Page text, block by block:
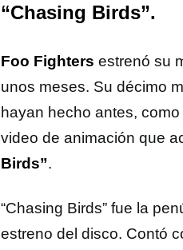
“Chasing Birds”.
Foo Fighters estrenó su
unos meses. Su décimo
hayan hecho antes,
video de animación que
Birds”.
“Chasing Birds” fue la
estreno del disco. Contó